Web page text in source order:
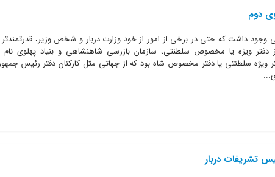
دوم
وجود داشت که حتی در برخی از امور از خود وزارت دربار و شخص وزیر،
ویژه سلطنتی یا دفتر مخصوص شاه بود که از جهاتی مثل کارکنان دفتر رئیس
تشریفات دربار